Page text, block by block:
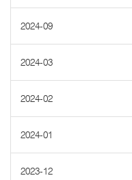
2024-09
2024-03
2024-02
2024-01
2023-12